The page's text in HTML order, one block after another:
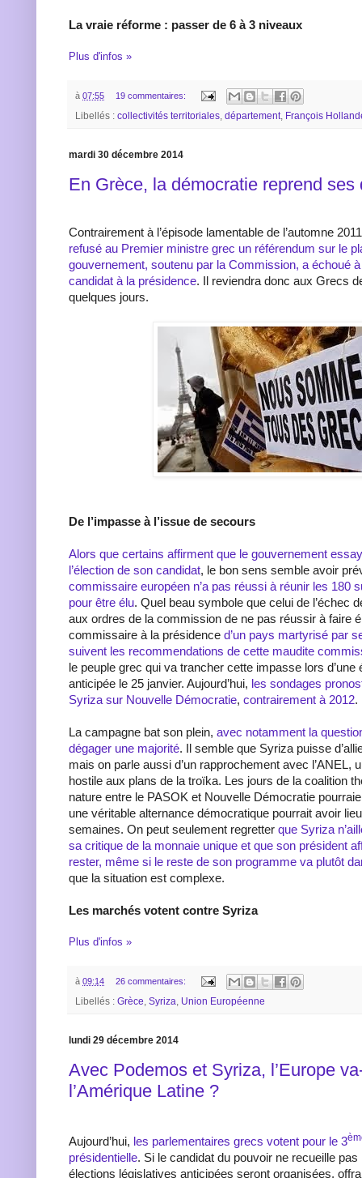
La vraie réforme : passer de 6 à 3 niveaux
Plus d'infos »
à 07:55 19 commentaires:
Libellés : collectivités territoriales, département, François
mardi 30 décembre 2014
En Grèce, la démocratie reprend ses
Contrairement à l’épisode lamentable de l’automne
refusé au Premier ministre grec un référendum sur le
gouvernement, soutenu par la Commission, a échoué
candidat à la présidence. Il reviendra donc aux Grecs
quelques jours.
De l’impasse à l’issue de secours
Alors que certains affirment que le gouvernement
l’élection de son candidat, le bon sens semble avoir
commissaire européen n’a pas réussi à réunir les 180
pour être élu. Quel beau symbole que celui de l’échec
aux ordres de la commission de ne pas réussir à faire
commissaire à la présidence d’un pays martyrisé par
suivent les recommendations de cette maudite
le peuple grec qui va trancher cette impasse lors d’une
anticipée le 25 janvier. Aujourd’hui, les sondages
Syriza sur Nouvelle Démocratie, contrairement à 2012.
La campagne bat son plein, avec notamment la
dégager une majorité. Il semble que Syriza puisse
mais on parle aussi d’un rapprochement avec l’ANEL,
hostile aux plans de la troïka. Les jours de la coalition
nature entre le PASOK et Nouvelle Démocratie
une véritable alternance démocratique pourrait avoir
semaines. On peut seulement regretter que Syriza
sa critique de la monnaie unique et que son président
rester, même si le reste de son programme va plutôt
que la situation est complexe.
Les marchés votent contre Syriza
Plus d'infos »
à 09:14 26 commentaires:
Libellés : Grèce, Syriza, Union Européenne
lundi 29 décembre 2014
Avec Podemos et Syriza, l’Europe
l’Amérique Latine ?
Aujourd’hui, les parlementaires grecs votent pour le 3
présidentielle. Si le candidat du pouvoir ne recueille
élections législatives anticipées seront organisées,